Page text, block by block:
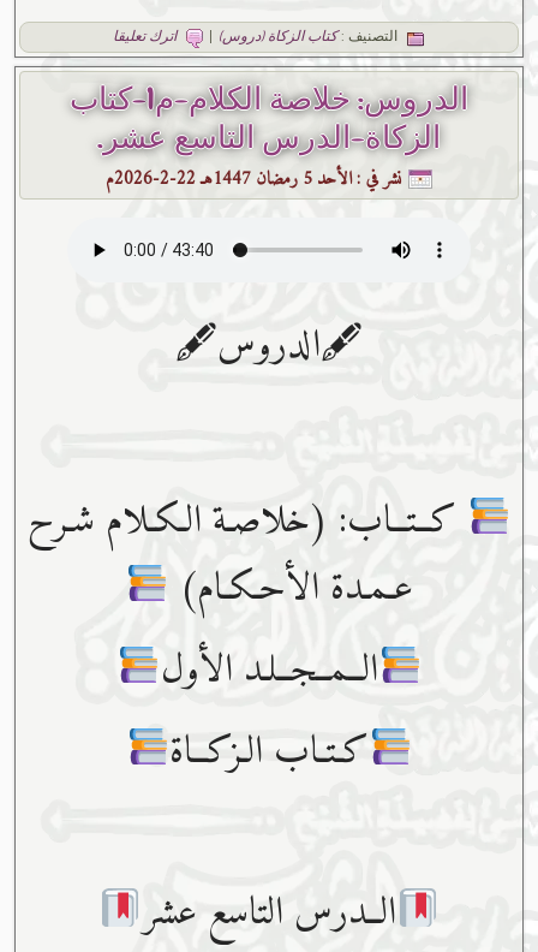
التصنيف :كتاب الزكاة (دروس) | اترك تعليقا
الدروس: خلاصة الكلام-م1-كتاب
الزكاة-الدرس التاسع عشر.
نشر في :الأحد 5 رمضان 1447هـ 22-2-2026م
🖋الدروس🖋
كــتــاب: (خلاصـة الـكـلام شـرح
عـمـدة الأحـكـام)
الــمــجــلـد الأول
كـتـاب الـزكــاة
الــدرس التاسع عشر